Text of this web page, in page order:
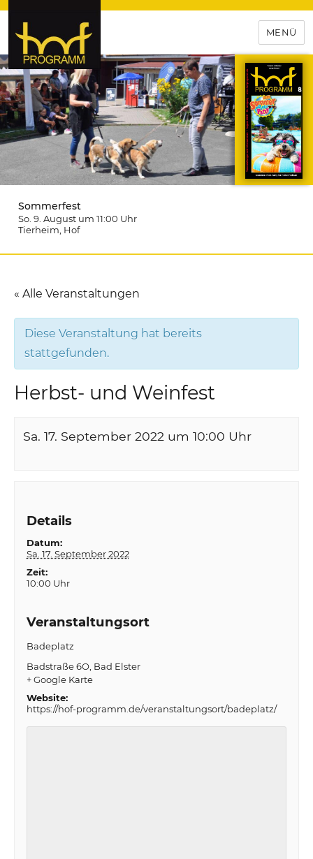
hof-programm – das
Veranstaltungsportal für
Hochfranken
MENÜ
Sommerfest
So. 9. August um 11:00 Uhr
Tierheim , Hof
« Alle Veranstaltungen
Diese Veranstaltung hat bereits
stattgefunden.
Herbst- und Weinfest
Sa. 17. September 2022 um 10:00 Uhr
Details
Datum:
Sa. 17. September 2022
Zeit:
10:00 Uhr
Veranstaltungsort
Badeplatz
Badstraße 6O Bad Elster
+ Google Karte
Website:
https://hof-programm.de/veranstaltungsort/badeplatz/